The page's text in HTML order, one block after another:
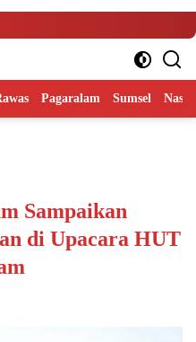
Pagaralam Sumsel
Sampaikan
di Upacara HUT